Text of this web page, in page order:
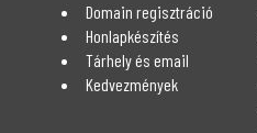
Domain regisztráció
Honlapkészítés
Tárhely és email
Kedvezmények